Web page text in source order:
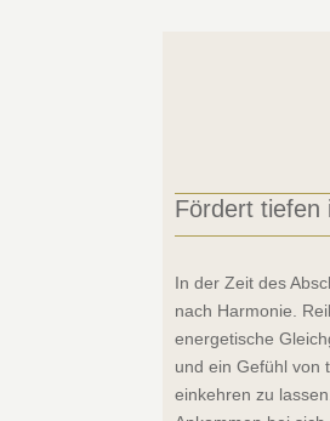
Fördert tiefen
In der Zeit des
nach Harmonie.
energetische
und ein Gefühl von
einkehren zu